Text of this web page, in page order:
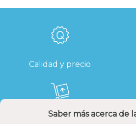
Saber más acerca de
Calidad y precio